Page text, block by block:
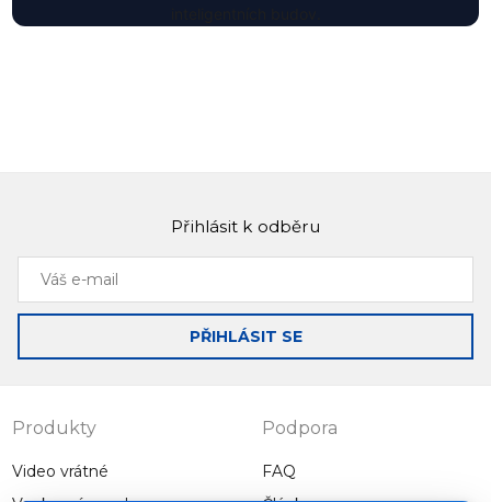
Přihlásit k odběru
Váš
mail
PŘIHLÁSIT SE
Produkty
Video vrátné
Podpora
FAQ